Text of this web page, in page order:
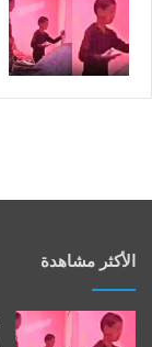
الأكثر مشاهدة